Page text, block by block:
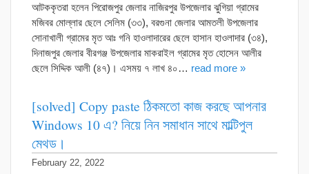
আটককৃতরা হলেন পিরোজপুর জেলার নাজিরপুর উপজেলার ঝুগিয়া গ্রামের
মজিবর মোল্লার ছেলে সেলিম (৩৩), বরগুনা জেলার আমতলী উপজেলার
সোনাখালী গ্রামের মৃত আঃ গনি হাওলাদারের ছেলে হাসান হাওলাদার (৩৪),
দিনাজপুর জেলার বীরগঞ্জ উপজেলার মাকরাইল গ্রামের মৃত হোসেন আলীর
ছেলে সিদ্দিক আলী (৪৭)। এসময় ৭ লাখ ৪০… read more »
[solved] Copy paste ঠিকমতো কাজ করছে আপনার
Windows 10 এ? নিয়ে নিন সমাধান সাথে মাল্টিপুল
মেথড।
February 22, 2022